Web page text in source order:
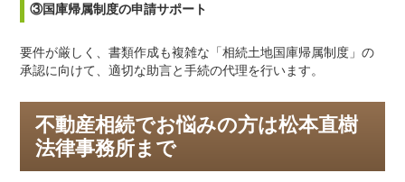
③国庫帰属制度の申請サポート
要件が厳しく、書類作成も複雑な「相続土地国庫帰属制度」の
承認に向けて、適切な助言と手続の代理を行います。
不動産相続でお悩みの方は松本直樹
法律事務所まで